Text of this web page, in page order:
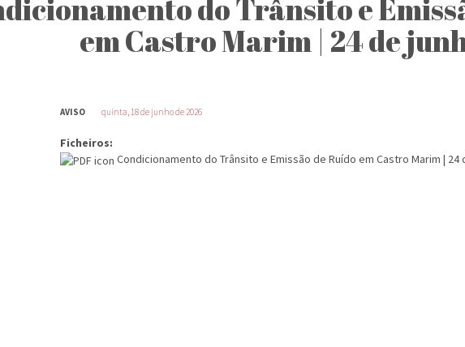
do Trânsito e
em Castro Marim | 24 de
AVISO quinta, 18 de junho de 2026
Ficheiros:
Condicionamento do Trânsito e Emissão de Ruído em Castro Marim | 24